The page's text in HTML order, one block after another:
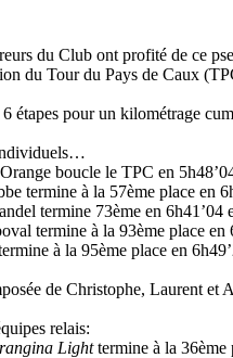
du Club ont profité de ce
du Tour du Pays de Caux
étapes pour un kilométrage
boucle le TPC en
termine à la 57ème place en
termine 73ème en 6h41’04
termine à la 93ème place en
à la 95ème place en
de Christophe, Laurent et
relais:
Lighttermine à la 36ème